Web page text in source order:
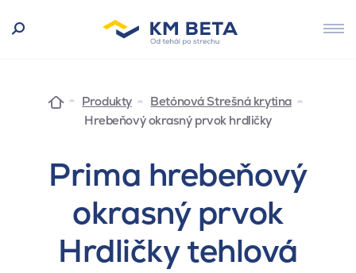
Produkty
Betónová Strešná krytina
Hrebeňový okrasný prvok hrdličky
Prima hrebeňový
okrasný prvok
Hrdličky tehlová